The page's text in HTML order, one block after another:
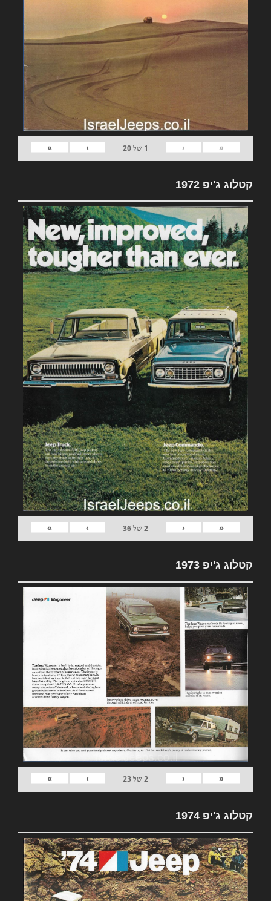
«
‹
1 של20
›
»
קטלוג ג'יפ 1972
«
‹
2של36
›
»
קטלוג ג'יפ 1973
«
‹
2של23
›
»
קטלוג ג'יפ 1974